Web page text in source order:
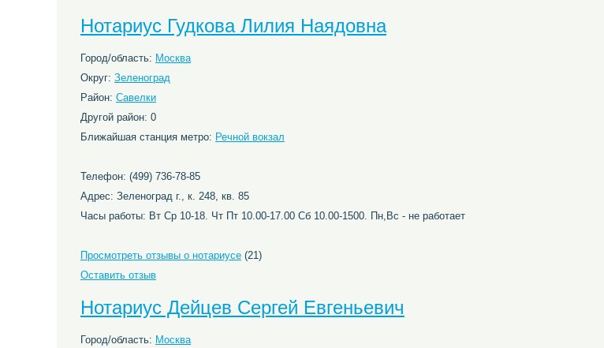
Нотариус Гудкова Лилия Наядовна
Город/область: Москва
Округ: Зеленоград
Район: Савелки
Другой район: 0
Ближайшая станция метро: Речной вокзал
Телефон: (499) 736-78-85
Адрес: Зеленоград г., к. 248, кв. 85
Часы работы: Вт Ср 10-18. Чт Пт 10.00-17.00 Сб 10.00-1500. Пн,Вс - не работает
Просмотреть отзывы о нотариусе (21)
Оставить отзыв
Нотариус Дейцев Сергей Евгеньевич
Город/область: Москва